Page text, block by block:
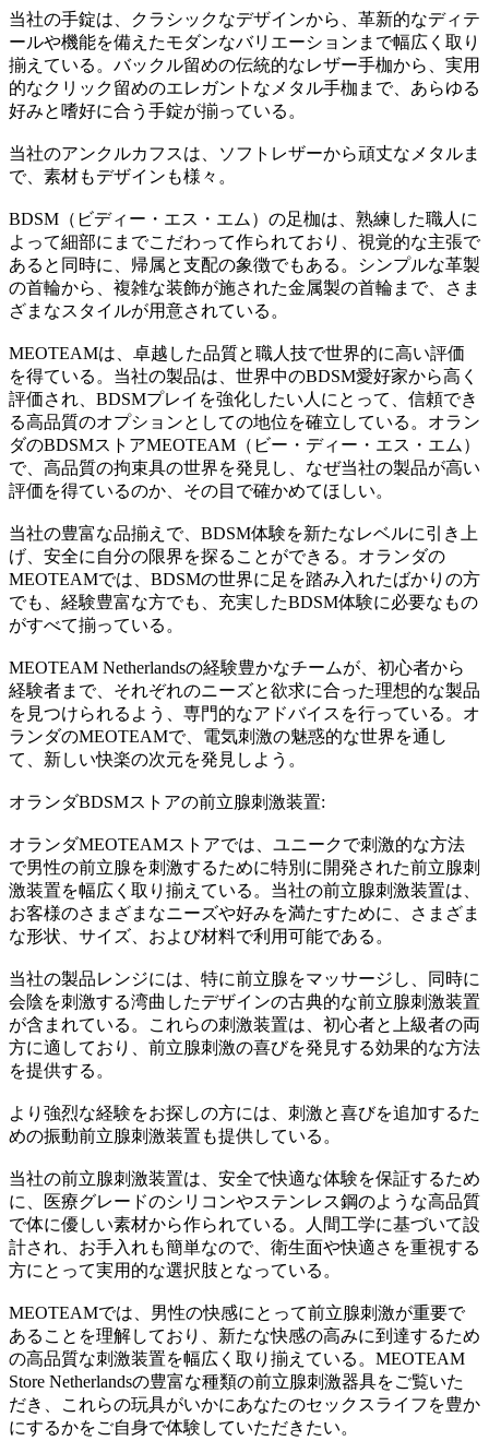
当社の手錠は、クラシックなデザインから、革新的なディテ
ールや機能を備えたモダンなバリエーションまで幅広く取り
揃えている。バックル留めの伝統的なレザー手枷から、実用
的なクリック留めのエレガントなメタル手枷まで、あらゆる
好みと嗜好に合う手錠が揃っている。
当社のアンクルカフスは、ソフトレザーから頑丈なメタルま
で、素材もデザインも様々。
BDSM（ビディー・エス・エム）の足枷は、熟練した職人に
よって細部にまでこだわって作られており、視覚的な主張で
あると同時に、帰属と支配の象徴でもある。シンプルな革製
の首輪から、複雑な装飾が施された金属製の首輪まで、さま
ざまなスタイルが用意されている。
MEOTEAMは、卓越した品質と職人技で世界的に高い評価
を得ている。当社の製品は、世界中のBDSM愛好家から高く
評価され、BDSMプレイを強化したい人にとって、信頼でき
る高品質のオプションとしての地位を確立している。オラン
ダのBDSMストアMEOTEAM（ビー・ディー・エス・エム）
で、高品質の拘束具の世界を発見し、なぜ当社の製品が高い
評価を得ているのか、その目で確かめてほしい。
当社の豊富な品揃えで、BDSM体験を新たなレベルに引き上
げ、安全に自分の限界を探ることができる。オランダの
MEOTEAMでは、BDSMの世界に足を踏み入れたばかりの方
でも、経験豊富な方でも、充実したBDSM体験に必要なもの
がすべて揃っている。
MEOTEAM Netherlandsの経験豊かなチームが、初心者から
経験者まで、それぞれのニーズと欲求に合った理想的な製品
を見つけられるよう、専門的なアドバイスを行っている。オ
ランダのMEOTEAMで、電気刺激の魅惑的な世界を通し
て、新しい快楽の次元を発見しよう。
オランダBDSMストアの前立腺刺激装置:
オランダMEOTEAMストアでは、ユニークで刺激的な方法
で男性の前立腺を刺激するために特別に開発された前立腺刺
激装置を幅広く取り揃えている。当社の前立腺刺激装置は、
お客様のさまざまなニーズや好みを満たすために、さまざま
な形状、サイズ、および材料で利用可能である。
当社の製品レンジには、特に前立腺をマッサージし、同時に
会陰を刺激する湾曲したデザインの古典的な前立腺刺激装置
が含まれている。これらの刺激装置は、初心者と上級者の両
方に適しており、前立腺刺激の喜びを発見する効果的な方法
を提供する。
より強烈な経験をお探しの方には、刺激と喜びを追加するた
めの振動前立腺刺激装置も提供している。
当社の前立腺刺激装置は、安全で快適な体験を保証するため
に、医療グレードのシリコンやステンレス鋼のような高品質
で体に優しい素材から作られている。人間工学に基づいて設
計され、お手入れも簡単なので、衛生面や快適さを重視する
方にとって実用的な選択肢となっている。
MEOTEAMでは、男性の快感にとって前立腺刺激が重要で
あることを理解しており、新たな快感の高みに到達するため
の高品質な刺激装置を幅広く取り揃えている。MEOTEAM
Store Netherlandsの豊富な種類の前立腺刺激器具をご覧いた
だき、これらの玩具がいかにあなたのセックスライフを豊か
にするかをご自身で体験していただきたい。